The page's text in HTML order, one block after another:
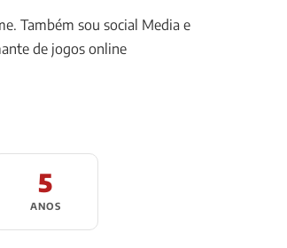
Também sou social Media e
de jogos online
5
ANOS